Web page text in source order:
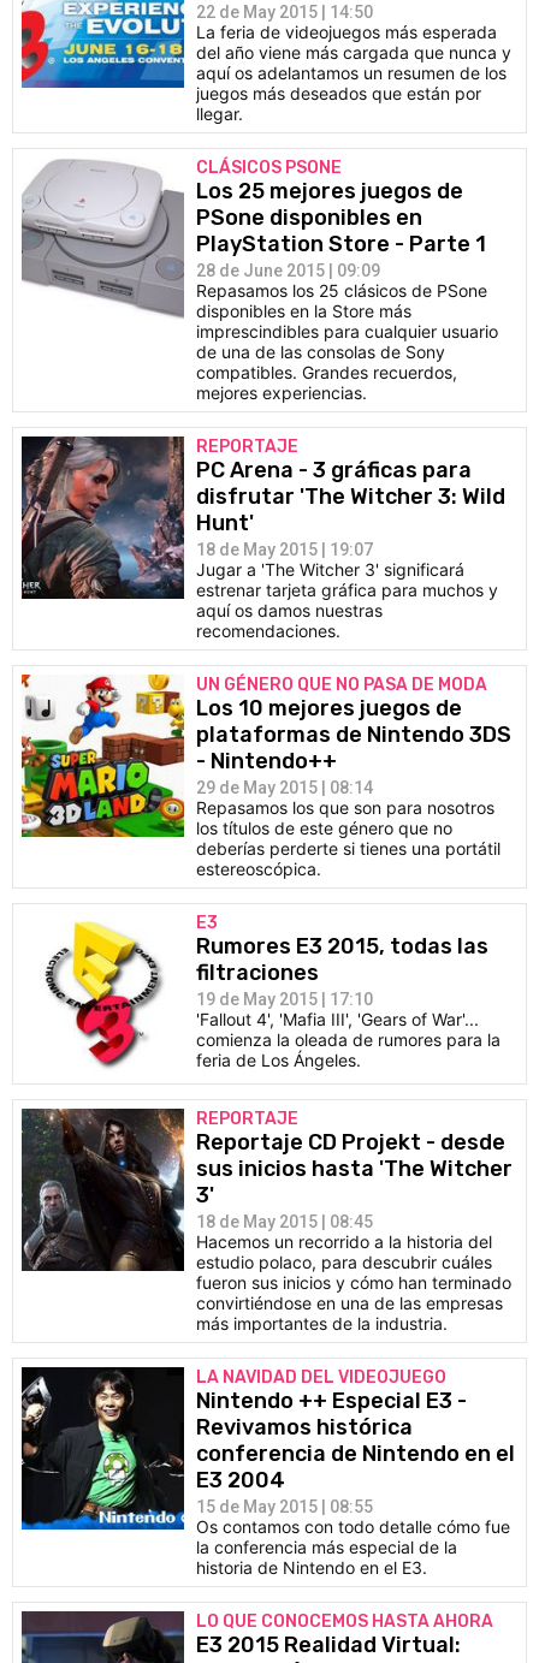
22 de May 2015 | 14:50
La feria de videojuegos más esperada
del año viene más cargada que nunca y
aquí os adelantamos un resumen de los
juegos más deseados que están por
llegar.
CLÁSICOS PSONE
Los 25 mejores juegos de
PSone disponibles en
PlayStation Store - Parte 1
28 de June 2015 | 09:09
Repasamos los 25 clásicos de PSone
disponibles en la Store más
imprescindibles para cualquier usuario
de una de las consolas de Sony
compatibles. Grandes recuerdos,
mejores experiencias.
REPORTAJE
PC Arena - 3 gráficas para
disfrutar 'The Witcher 3: Wild
Hunt'
18 de May 2015 | 19:07
Jugar a 'The Witcher 3' significará
estrenar tarjeta gráfica para muchos y
aquí os damos nuestras
recomendaciones.
UN GÉNERO QUE NO PASA DE MODA
Los 10 mejores juegos de
plataformas de Nintendo 3DS
- Nintendo++
29 de May 2015 | 08:14
Repasamos los que son para nosotros
los títulos de este género que no
deberías perderte si tienes una portátil
estereoscópica.
E3
Rumores E3 2015, todas las
filtraciones
19 de May 2015 | 17:10
'Fallout 4', 'Mafia III', 'Gears of War'...
comienza la oleada de rumores para la
feria de Los Ángeles.
REPORTAJE
Reportaje CD Projekt - desde
sus inicios hasta 'The Witcher
3'
18 de May 2015 | 08:45
Hacemos un recorrido a la historia del
estudio polaco, para descubrir cuáles
fueron sus inicios y cómo han terminado
convirtiéndose en una de las empresas
más importantes de la industria.
LA NAVIDAD DEL VIDEOJUEGO
Nintendo ++ Especial E3 -
Revivamos histórica
conferencia de Nintendo en el
E3 2004
15 de May 2015 | 08:55
Os contamos con todo detalle cómo fue
la conferencia más especial de la
historia de Nintendo en el E3.
LO QUE CONOCEMOS HASTA AHORA
E3 2015 Realidad Virtual: